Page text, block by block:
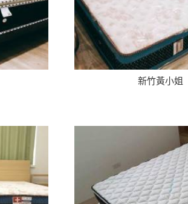
新竹黃小姐